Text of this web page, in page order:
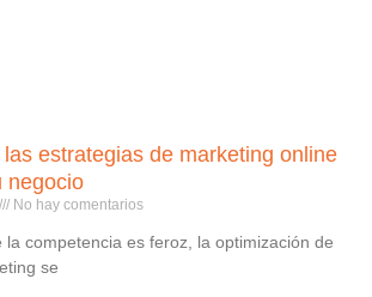
estrategias de marketing online
negocio
No hay comentarios
la competencia es feroz, la optimización de
se